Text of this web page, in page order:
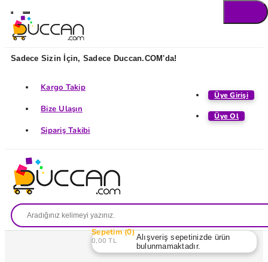
Sadece Sizin İçin, Sadece Duccan.COM'da!
Üye Girişi
Üye Ol
Kargo Takip
Bize Ulaşın
Sipariş Takibi
Sepetim 0
0,00 TL
Alışveriş sepetinizde ürün
bulunmamaktadır.